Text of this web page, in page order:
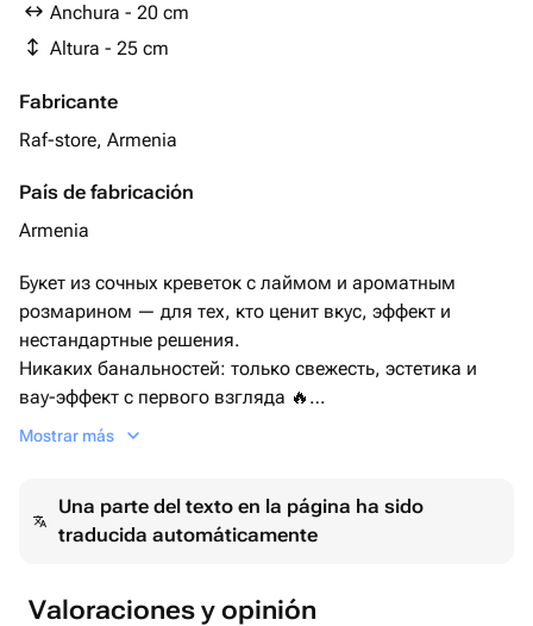
Anchura - 20 cm
Altura - 25 cm
Fabricante
Raf-store, Armenia
País de fabricación
Armenia
Букет из сочных креветок с лаймом и ароматным
розмарином — для тех, кто ценит вкус, эффект и
нестандартные решения.
Никаких банальностей: только свежесть, эстетика и
вау-эффект с первого взгляда 🔥
Идеально для мужчин, друзей и настоящих гурманов.
Mostrar más
Una parte del texto en la página ha sido
traducida automáticamente
Valoraciones y opinión